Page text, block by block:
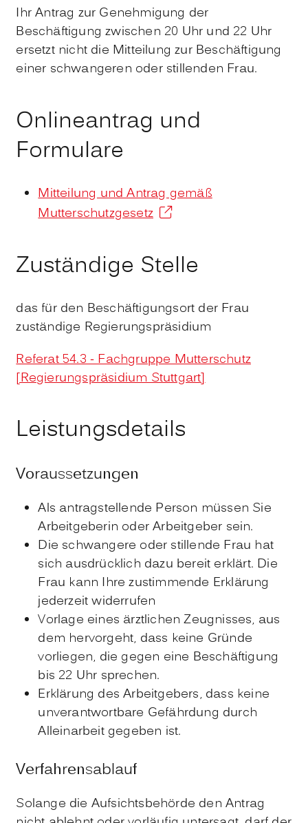
Ihr Antrag zur Genehmigung der
Beschäftigung zwischen 20 Uhr und 22 Uhr
ersetzt nicht die Mitteilung zur Beschäftigung
einer schwangeren oder stillenden Frau.
Onlineantrag und
Formulare
Mitteilung und Antrag gemäß
Mutterschutzgesetz
Zuständige Stelle
das für den Beschäftigungsort der Frau
zuständige Regierungspräsidium
Referat 54.3 - Fachgruppe Mutterschutz
[Regierungspräsidium Stuttgart]
Leistungsdetails
Voraussetzungen
Als antragstellende Person müssen Sie
Arbeitgeberin oder Arbeitgeber sein.
Die schwangere oder stillende Frau hat
sich ausdrücklich dazu bereit erklärt. Die
Frau kann Ihre zustimmende Erklärung
jederzeit widerrufen
Vorlage eines ärztlichen Zeugnisses, aus
dem hervorgeht, dass keine Gründe
vorliegen, die gegen eine Beschäftigung
bis 22 Uhr sprechen.
Erklärung des Arbeitgebers, dass keine
unverantwortbare Gefährdung durch
Alleinarbeit gegeben ist.
Verfahrensablauf
Solange die Aufsichtsbehörde den Antrag